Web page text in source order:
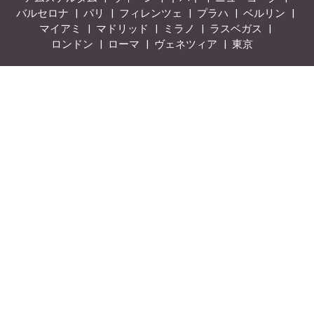
バルセロナ
パリ フィレンツェ プラハ
ベルリン
マイアミ
マドリッド ミラノ
ラスベガス
ロンドン
ローマ ヴェネツィア 東京